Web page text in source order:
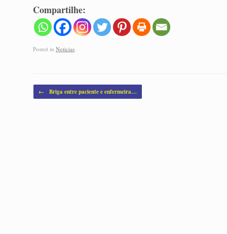
Compartilhe:
Posted in Noticias.
Post navigation
← Briga entre paciente e enfermeira…